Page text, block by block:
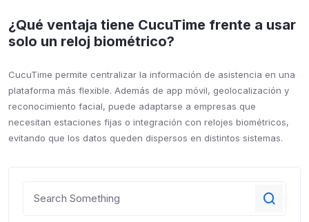
¿Qué ventaja tiene CucuTime frente a usar
solo un reloj biométrico?
CucuTime permite centralizar la información de asistencia en una
plataforma más flexible. Además de app móvil, geolocalización y
reconocimiento facial, puede adaptarse a empresas que
necesitan estaciones fijas o integración con relojes biométricos,
evitando que los datos queden dispersos en distintos sistemas.